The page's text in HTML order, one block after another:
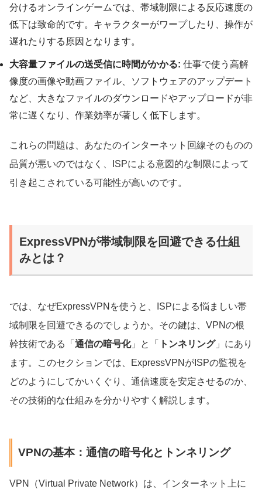
分けるオンラインゲームでは、帯域制限による反応速度の
低下は致命的です。キャラクターがワープしたり、操作が
遅れたりする原因となります。
大容量ファイルの送受信に時間がかかる: 仕事で使う高解
像度の画像や動画ファイル、ソフトウェアのアップデート
など、大きなファイルのダウンロードやアップロードが非
常に遅くなり、作業効率が著しく低下します。
これらの問題は、あなたのインターネット回線そのものの
品質が悪いのではなく、ISPによる意図的な制限によって
引き起こされている可能性が高いのです。
ExpressVPNが帯域制限を回避できる仕組
みとは？
では、なぜExpressVPNを使うと、ISPによる悩ましい帯
域制限を回避できるのでしょうか。その鍵は、VPNの根
幹技術である「 通信の暗号化」と「 トンネリング」にあり
ます。このセクションでは、ExpressVPNがISPの監視を
どのようにしてかいくぐり、通信速度を安定させるのか、
その技術的な仕組みを分かりやすく解説します。
VPNの基本：通信の暗号化とトンネリング
VPN（Virtual Private Network）は、インターネット上に